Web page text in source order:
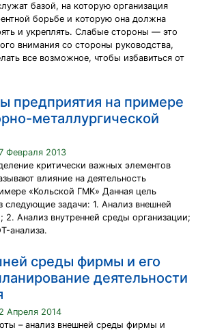
базой, на которую организация
борьбе и которую она должна
и укреплять. Слабые стороны — это
внимания со стороны руководства,
все возможное, чтобы избавиться от
предприятия на примере
металлургической
Февраля 2013
критически важных элементов
влияние на деятельность
«Кольской ГМК» Данная цель
следующие задачи: 1. Анализ внешней
2. Анализ внутренней среды организации;
анализа.
среды фирмы и его
деятельности
Апреля 2014
– анализ внешней среды фирмы и